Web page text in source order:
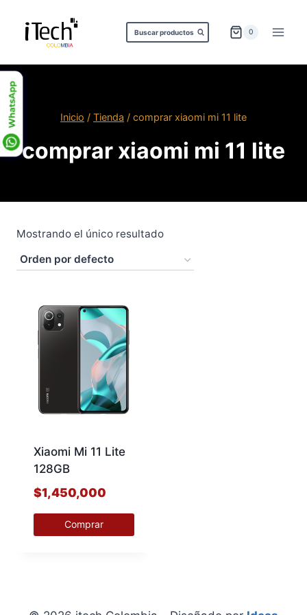
contenido
Buscar productos 0
Inicio / Tienda / comprar xiaomi mi 11 lite
comprar xiaomi mi 11 lite
Mostrando el único resultado
Xiaomi Mi 11 Lite
128GB
$1,450,000
Comprar